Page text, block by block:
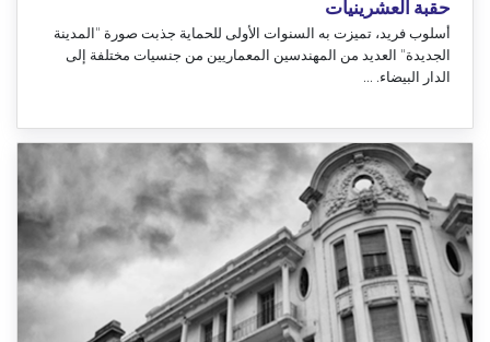
حقبة العشرينيات
أسلوب فريد، تميزت به السنوات الأولى للحماية جذبت صورة "المدينة
الجديدة" العديد من المهندسين المعماريين من جنسيات مختلفة إلى
الدار البيضاء. ...